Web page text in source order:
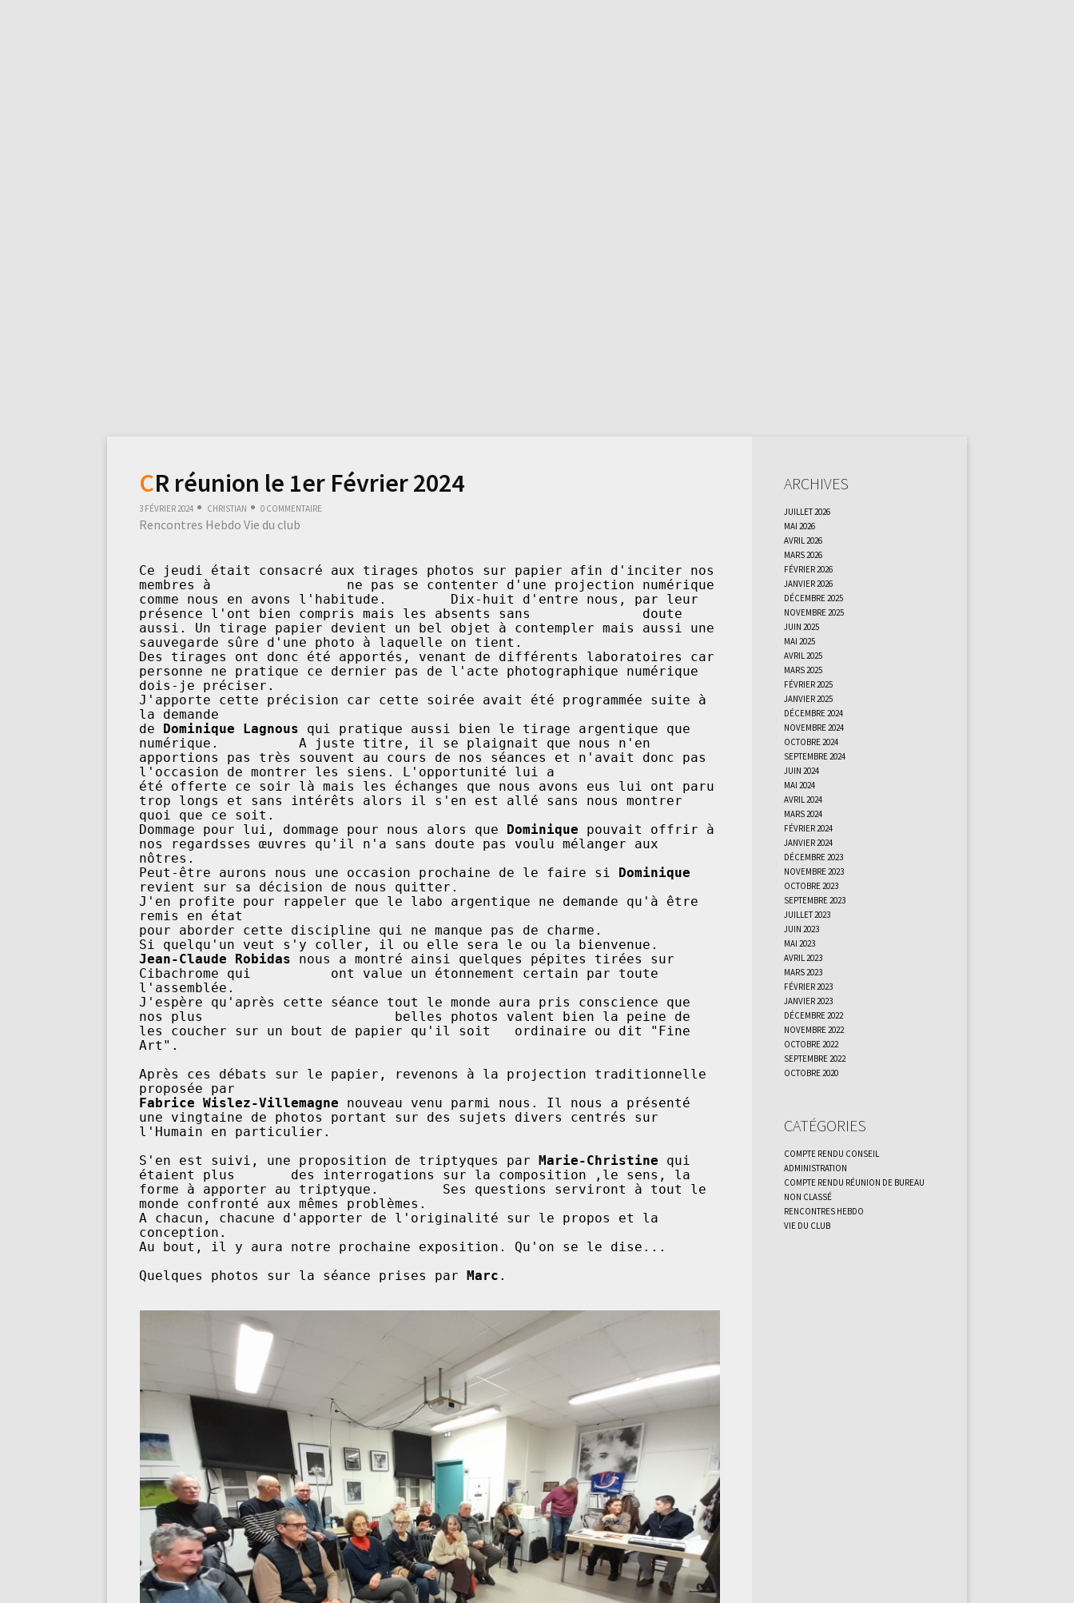
CR réunion le 1er Février 2024
3 février 2024 Christian
0 commentaire
Rencontres Hebdo Vie du club
Ce jeudi était consacré aux tirages photos sur papier afin d'inciter nos
membres à                 ne pas se contenter d'une projection numérique
comme nous en avons l'habitude.        Dix-huit d'entre nous, par leur
présence l'ont bien compris mais les absents sans              doute
aussi. Un tirage papier devient un bel objet à contempler mais aussi une
sauvegarde sûre d'une photo à laquelle on tient.
Des tirages ont donc été apportés, venant de différents laboratoires car
personne ne pratique ce dernier pas de l'acte photographique numérique
dois-je préciser.
J'apporte cette précision car cette soirée avait été programmée suite à
la demande
de Dominique Lagnous qui pratique aussi bien le tirage argentique que
numérique.          A juste titre, il se plaignait que nous n'en
apportions pas très souvent au cours de nos séances et n'avait donc pas
l'occasion de montrer les siens. L'opportunité lui a
été offerte ce soir là mais les échanges que nous avons eus lui ont paru
trop longs et sans intérêts alors il s'en est allé sans nous montrer
quoi que ce soit.
Dommage pour lui, dommage pour nous alors que Dominique pouvait offrir à
nos regardsses œuvres qu'il n'a sans doute pas voulu mélanger aux
nôtres.
Peut-être aurons nous une occasion prochaine de le faire si Dominique
revient sur sa décision de nous quitter.
J'en profite pour rappeler que le labo argentique ne demande qu'à être
remis en état
pour aborder cette discipline qui ne manque pas de charme.
Jean-Claude Robidas nous a montré ainsi quelques pépites tirées sur
Cibachrome qui          ont value un étonnement certain par toute
l'assemblée.
J'espère qu'après cette séance tout le monde aura pris conscience que
nos plus                        belles photos valent bien la peine de
les coucher sur un bout de papier qu'il soit   ordinaire ou dit "Fine
Art".
Après ces débats sur le papier, revenons à la projection traditionnelle
Fabrice Wislez-Villemagne nouveau venu parmi nous. Il nous a présenté
une vingtaine de photos portant sur des sujets divers centrés sur
l'Humain en particulier.
S'en est suivi, une proposition de triptyques par Marie-Christine qui
étaient plus       des interrogations sur la composition ,le sens, la
forme à apporter au triptyque.        Ses questions serviront à tout le
monde confronté aux mêmes problèmes.
A chacun, chacune d'apporter de l'originalité sur le propos et la
conception.
Au bout, il y aura notre prochaine exposition. Qu'on se le dise...
Quelques photos sur la séance prises par Marc .
Archives
juillet 2026
mai 2026
avril 2026
mars 2026
février 2026
janvier 2026
décembre 2025
novembre 2025
juin 2025
mai 2025
avril 2025
mars 2025
février 2025
janvier 2025
décembre 2024
novembre 2024
octobre 2024
septembre 2024
juin 2024
mai 2024
avril 2024
mars 2024
février 2024
janvier 2024
décembre 2023
novembre 2023
octobre 2023
septembre 2023
juillet 2023
juin 2023
mai 2023
avril 2023
mars 2023
février 2023
janvier 2023
décembre 2022
novembre 2022
octobre 2022
septembre 2022
octobre 2020
Catégories
Compte rendu Conseil
administration
Compte rendu réunion de bureau
Non classé
Rencontres Hebdo
Vie du club